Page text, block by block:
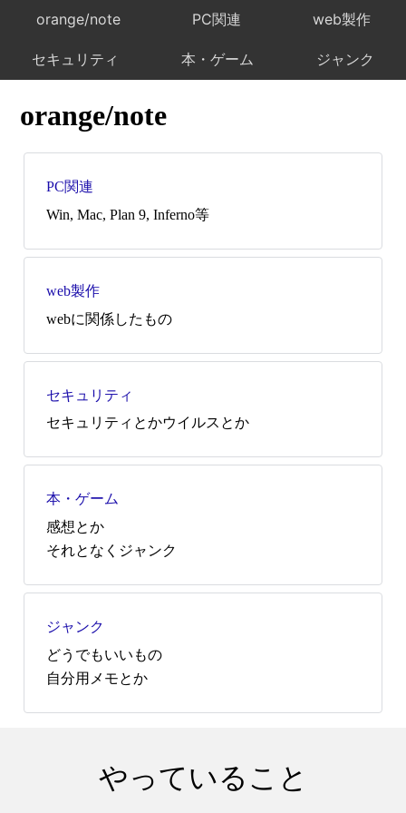
orange/note PC関連 web製作
セキュリティ 本・ゲーム ジャンク
orange/note
PC関連
Win, Mac, Plan 9, Inferno等
web製作
webに関係したもの
セキュリティ
セキュリティとかウイルスとか
本・ゲーム
感想とか
それとなくジャンク
ジャンク
どうでもいいもの
自分用メモとか
やっていること